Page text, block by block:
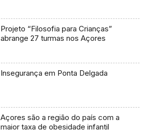
Projeto “Filosofia para Crianças”
abrange 27 turmas nos Açores
Insegurança em Ponta Delgada
Açores são a região do país com a
maior taxa de obesidade infantil